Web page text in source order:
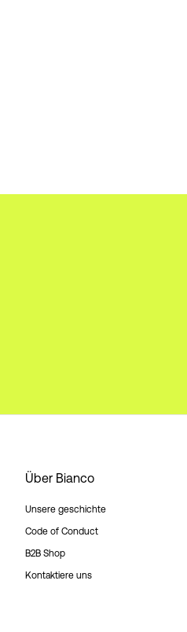
Über Bianco
Unsere geschichte
Code of Conduct
B2B Shop
Kontaktiere uns